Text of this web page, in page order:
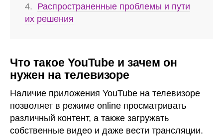
Распространенные проблемы и пути
их решения
Что такое YouTube и зачем он
нужен на телевизоре
Наличие приложения YouTube на телевизоре
позволяет в режиме online просматривать
различный контент, а также загружать
собственные видео и даже вести трансляции.